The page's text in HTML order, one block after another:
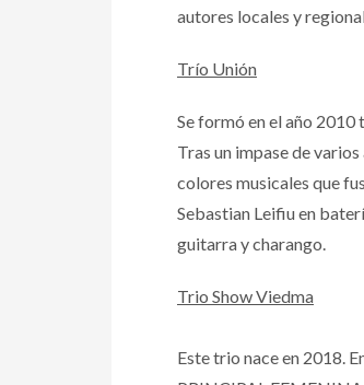
autores locales y
Trío Unión
Se formó en el año
Tras un impase de
colores musicales que
Sebastian Leifiu en
guitarra y charango.
Trio Show Viedma
Este trio nace en 2018.